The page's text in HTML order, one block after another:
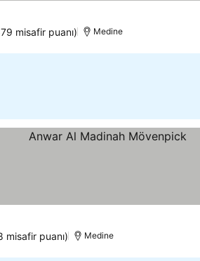
misafir puanı) Medine
misafir puanı) Medine